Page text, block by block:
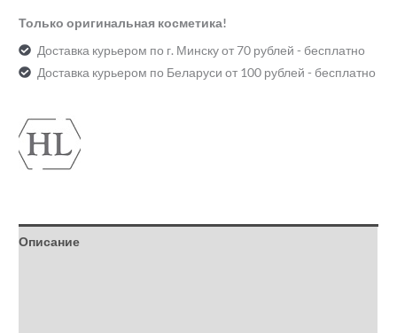
Только оригинальная косметика!
Доставка курьером по г. Минску от 70 рублей - бесплатно
Доставка курьером по Беларуси от 100 рублей - бесплатно
Описание